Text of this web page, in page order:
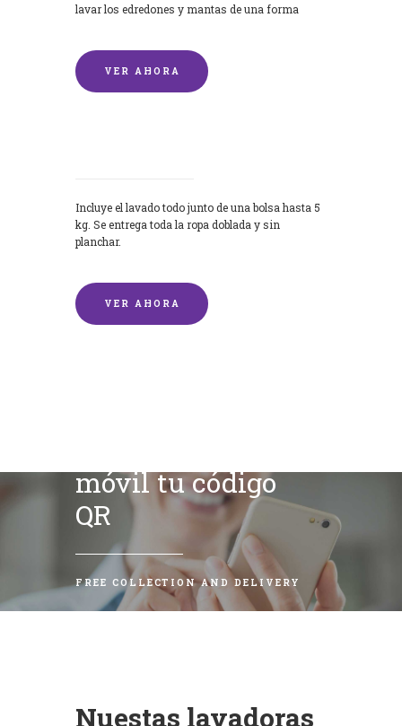
lavar los edredones y mantas de una forma
VER AHORA
Incluye el lavado todo junto de una bolsa hasta 5
kg. Se entrega toda la ropa doblada y sin
planchar.
VER AHORA
móvil tu código
QR
FREE COLLECTION AND DELIVERY
Nuestas lavadoras